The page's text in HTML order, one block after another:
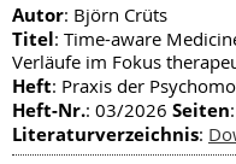
Autor: Björn Crüts
Titel: Time-aware
Verläufe im Fokus
Heft: Praxis der
Heft-Nr.: 03/2026 Seiten
Literaturverzeichnis: